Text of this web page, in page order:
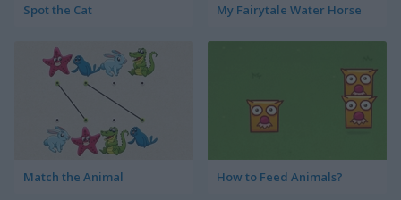
Spot the Cat My Fairytale Water Horse
Match the Animal How to Feed Animals?